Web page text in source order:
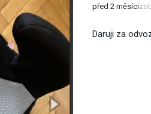
před 2 měsíci
Daruji za